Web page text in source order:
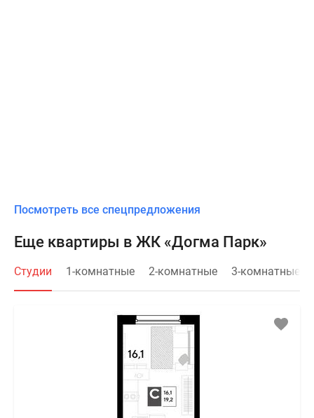
Посмотреть все спецпредложения
Еще квартиры в ЖК «Догма Парк»
Студии 1-комнатные 2-комнатные 3-комнатные